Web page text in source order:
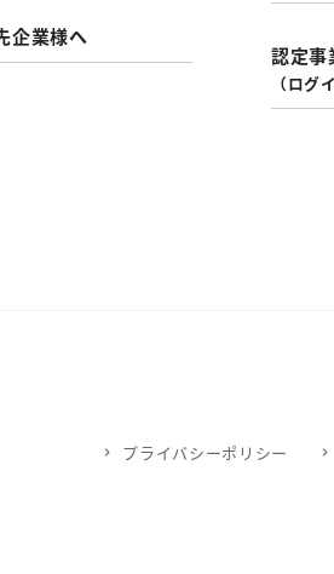
企業様へ
認定事
（ログ
プライバシーポリシー